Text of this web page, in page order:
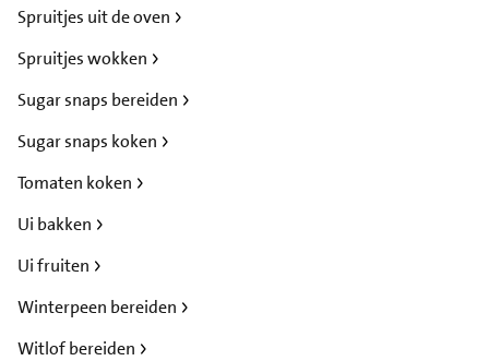
Spruitjes uit de oven
Spruitjes wokken
Sugar snaps bereiden
Sugar snaps koken
Tomaten koken
Ui bakken
Ui fruiten
Winterpeen bereiden
Witlof bereiden